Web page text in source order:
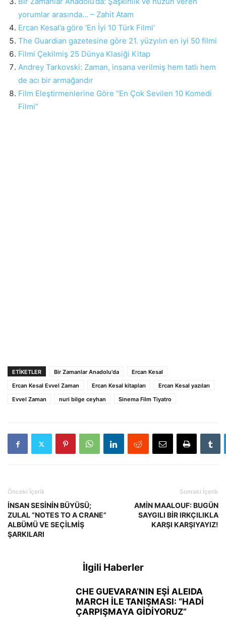
yorumlar arasında… – Zahit Atam
Ercan Kesal’a göre ‘En İyi 10 Türk Filmi’
The Guardian gazetesine göre 21. yüzyılın en iyi 50 filmi
Filmi Çekilmiş 25 Dünya Klasiği Kitap
Andrey Tarkovski: Zaman, insana verilmiş hem tatlı hem
de acı bir armağandır
Film Eleştirmenlerine Göre “En Çok Sevilen 10 Komedi
Filmi”
ETIKETLER Bir Zamanlar Anadolu'da
Ercan Kesal
Ercan Kesal Evvel Zaman
Ercan Kesal kitapları
Ercan Kesal yazıları
Evvel Zaman
nuri bilge ceyhan Sinema Film Tiyatro
Önceki İçerik
İNSAN SESİNİN BÜYÜSÜ;
ZULAL “NOTES TO A CRANE”
ALBÜMÜ VE SEÇİLMİŞ
ŞARKILARI
Sonraki İçerik
AMİN MAALOUF: BUGÜN
SAYGILI BİR IRKÇILIKLA
KARŞI KARŞIYAYIZ!
İlgili Haberler
CHE GUEVARA’NIN EŞİ ALEIDA
MARCH İLE TANIŞMASI: “HADİ
ÇARPIŞMAYA GİDİYORUZ”